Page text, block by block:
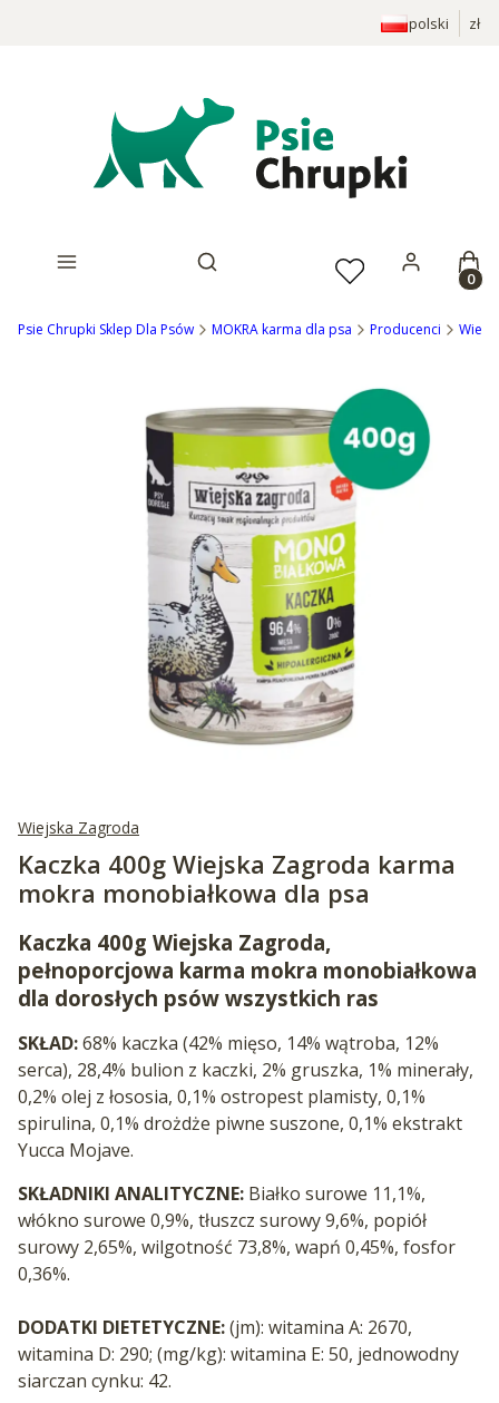
polski zł
Otwórz wyszukiwarkę
Psie Chrupki Sklep Dla Psów MOKRA karma dla psa Producenci
Wiejska Zagroda
Kaczka 400g Wiejska Zagroda karma
mokra monobiałkowa dla psa
Kaczka 400g Wiejska Zagroda,
pełnoporcjowa karma mokra monobiałkowa
dla dorosłych psów wszystkich ras
SKŁAD:68% kaczka (42% mięso, 14% wątroba, 12%
serca), 28,4% bulion z kaczki, 2% gruszka, 1% minerały,
0,2% olej z łososia, 0,1% ostropest plamisty, 0,1%
spirulina, 0,1% drożdże piwne suszone, 0,1% ekstrakt
Yucca Mojave.
SKŁADNIKI ANALITYCZNE: Białko surowe 11,1%,
włókno surowe 0,9%, tłuszcz surowy 9,6%, popiół
surowy 2,65%, wilgotność 73,8%, wapń 0,45%, fosfor
0,36%.
DODATKI DIETETYCZNE:(jm): witamina A: 2670,
witamina D: 290; (mg/kg): witamina E: 50, jednowodny
siarczan cynku: 42.